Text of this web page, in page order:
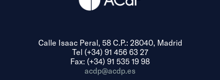
Calle Isaac Peral, 58 C.P.: 28040, Madrid
Tel (+34) 91 456 63 27
Fax: (+34) 91 535 19 98
acdp@acdp.es